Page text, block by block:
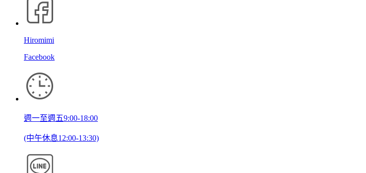
Hiromimi
Facebook
週一至週五9:00-18:00
(中午休息12:00-13:30)